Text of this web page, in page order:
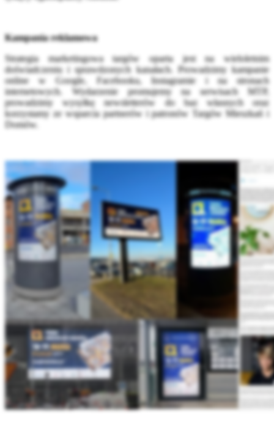
Kampania reklamowa
Strategia marketingowa targów oparta jest na wieloletnim
doświadczeniu i sprawdzonych kanałach. Prowadzimy kampanie
online w Google, Facebooku, Instagramie i na stronach
internetowych. Wydarzenie promujemy na serwisach MTP,
prowadzimy wysyłkę newsletterów do baz własnych oraz
korzystamy ze wsparcia partnerów i patronów Targów Mieszkań i
Domów.